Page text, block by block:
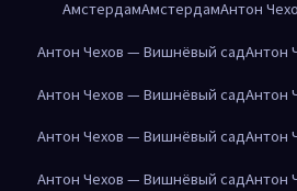
АмстердамАмстердамАнтон
Антон Чехов — Вишнёвый садАнтон
Антон Чехов — Вишнёвый садАнтон
Антон Чехов — Вишнёвый садАнтон
Антон Чехов — Вишнёвый садАнтон